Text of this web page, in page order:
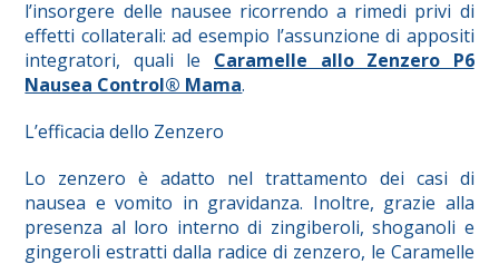
l’insorgere delle nausee ricorrendo a rimedi privi di
effetti collaterali: ad esempio l’assunzione di appositi
integratori, quali le Caramelle allo Zenzero P6
Nausea Control® Mama.
L’efficacia dello Zenzero
Lo zenzero è adatto nel trattamento dei casi di
nausea e vomito in gravidanza. Inoltre, grazie alla
presenza al loro interno di zingiberoli, shoganoli e
gingeroli estratti dalla radice di zenzero, le Caramelle